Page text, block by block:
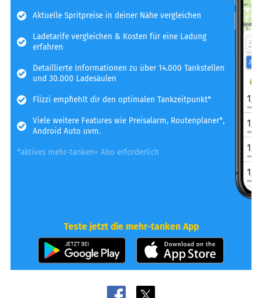
Aktuelle Spritpreise in deiner Nähe vergleichen
Ladetarife vergleichen & Kosten für eine Ladung
erfahren
Detaillierte Informationen zu über 14.000 Tankstellen
und 30.000 Ladesäulen
Flizzi empfiehlt dir den optimalen Tankzeitpunkt*
Viele weitere Features wie Preisalarm, Routenplaner*,
Android Auto uvm.
*aktives mehr-tanken+ Abo erforderlich
Teste jetzt die mehr-tanken App